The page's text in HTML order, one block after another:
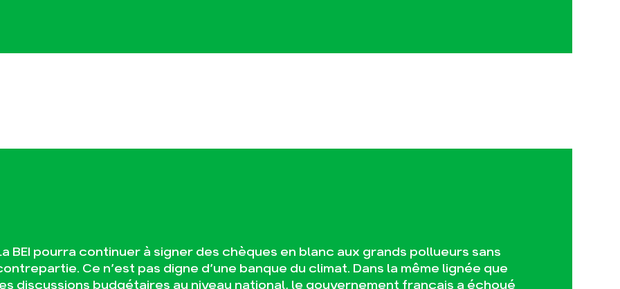
BEI pourra continuer à signer des chèques en blanc aux grands pollueurs sans
Ce n’est pas digne d’une banque du climat. Dans la même lignée que
discussions budgétaires au niveau national, le gouvernement français a échoué